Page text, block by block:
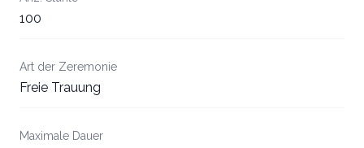
100
Art der Zeremonie
Freie Trauung
Maximale Dauer